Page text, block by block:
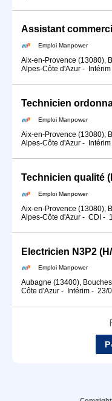
Assistant
Emploi Manpower
Aix-en-Provence (13080),
Alpes-Côte d'Azur - Intérim
Technicien
Emploi Manpower
Aix-en-Provence (13080),
Alpes-Côte d'Azur - Intérim
Technicien qualité
Emploi Manpower
Aix-en-Provence (13080),
Alpes-Côte d'Azur - CDI -
Electricien N3P2
Emploi Manpower
Aubagne (13400),
Côte d'Azur - Intérim - 23/